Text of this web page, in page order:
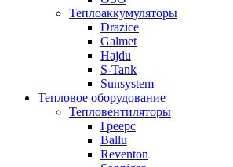
Теплоаккумуляторы
Drazice
Galmet
Hajdu
S-Tank
Sunsystem
Тепловое оборудование
Тепловентиляторы
Греерс
Ballu
Reventon